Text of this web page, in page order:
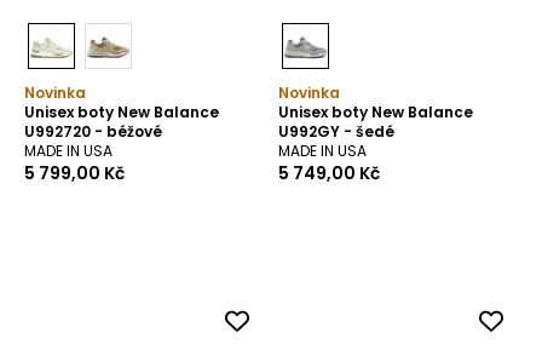
Novinka
Unisex boty New Balance
U992720 - béžové
MADE IN USA
5 799,00 Kč
Novinka
Unisex boty New Balance
U992GY - šedé
MADE IN USA
5 749,00 Kč
průzkumy jeho využívání a zobrazováním
personalizované a nepersonalizované
reklamy (profilování reklamy) v souladu se
Zásadami ochrany soukromí a
Zásadami používání cookies. Podmínky
uchovávání a přístupu ke cookies můžete